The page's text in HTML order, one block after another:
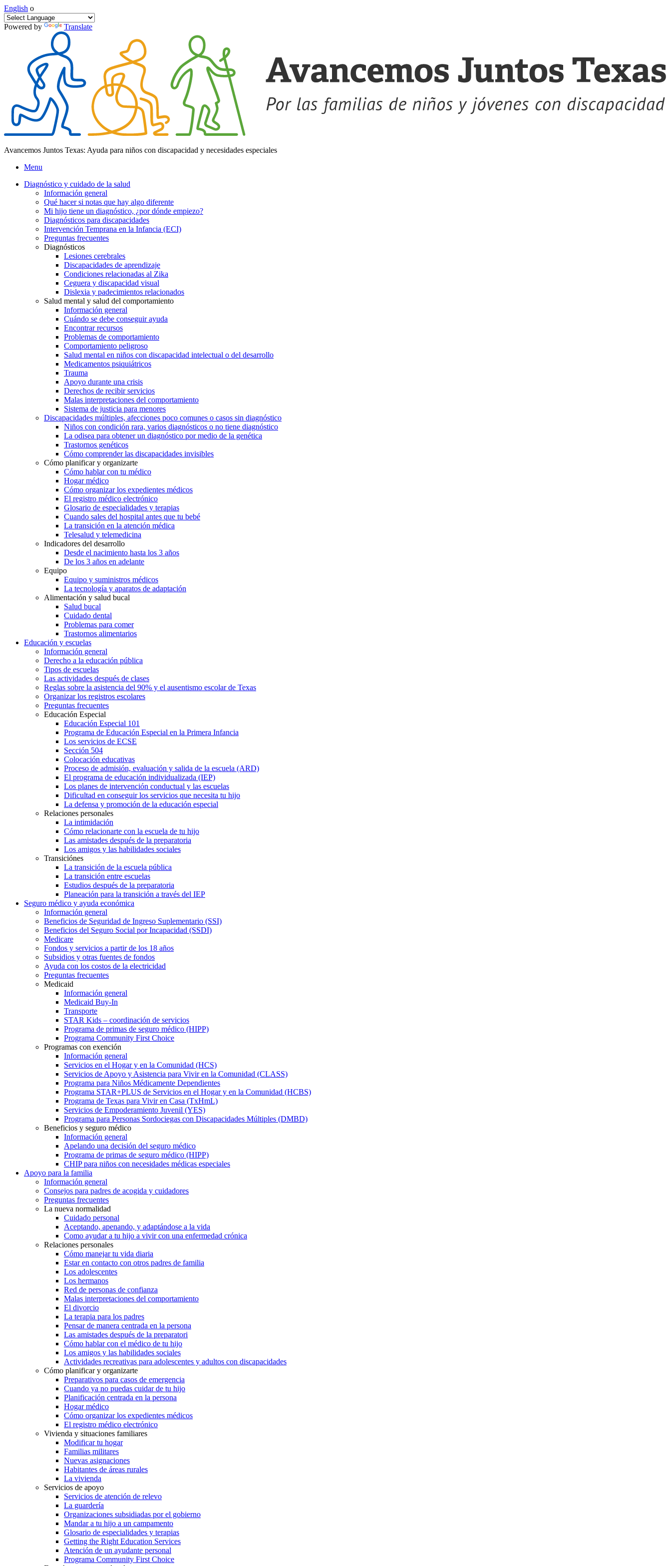
English o
Powered by Translate
Avancemos Juntos Texas: Ayuda para niños con discapacidad y necesidades especiales
Menu
Diagnóstico y cuidado de la salud
Información general
Qué hacer si notas que hay algo diferente
Mi hijo tiene un diagnóstico, ¿por dónde empiezo?
Diagnósticos para discapacidades
Intervención Temprana en la Infancia (ECI)
Preguntas frecuentes
Diagnósticos
Lesiones cerebrales
Discapacidades de aprendizaje
Condiciones relacionadas al Zika
Ceguera y discapacidad visual
Dislexia y padecimientos relacionados
Salud mental y salud del comportamiento
Información general
Cuándo se debe conseguir ayuda
Encontrar recursos
Problemas de comportamiento
Comportamiento peligroso
Salud mental en niños con discapacidad intelectual o del desarrollo
Medicamentos psiquiátricos
Trauma
Apoyo durante una crisis
Derechos de recibir servicios
Malas interpretaciones del comportamiento
Sistema de justicia para menores
Discapacidades múltiples, afecciones poco comunes o casos sin diagnóstico
Niños con condición rara, varios diagnósticos o no tiene diagnóstico
La odisea para obtener un diagnóstico por medio de la genética
Trastornos genéticos
Cómo comprender las discapacidades invisibles
Cómo planificar y organizarte
Cómo hablar con tu médico
Hogar médico
Cómo organizar los expedientes médicos
El registro médico electrónico
Glosario de especialidades y terapias
Cuando sales del hospital antes que tu bebé
La transición en la atención médica
Telesalud y telemedicina
Indicadores del desarrollo
Desde el nacimiento hasta los 3 años
De los 3 años en adelante
Equipo
Equipo y suministros médicos
La tecnología y aparatos de adaptación
Alimentación y salud bucal
Salud bucal
Cuidado dental
Problemas para comer
Trastornos alimentarios
Educación y escuelas
Información general
Derecho a la educación pública
Tipos de escuelas
Las actividades después de clases
Reglas sobre la asistencia del 90% y el ausentismo escolar de Texas
Organizar los registros escolares
Preguntas frecuentes
Educación Especial
Educación Especial 101
Programa de Educación Especial en la Primera Infancia
Los servicios de ECSE
Sección 504
Colocación educativas
Proceso de admisión, evaluación y salida de la escuela (ARD)
El programa de educación individualizada (IEP)
Los planes de intervención conductual y las escuelas
Dificultad en conseguir los servicios que necesita tu hijo
La defensa y promoción de la educación especial
Relaciones personales
La intimidación
Cómo relacionarte con la escuela de tu hijo
Las amistades después de la preparatoria
Los amigos y las habilidades sociales
Transiciónes
La transición de la escuela pública
La transición entre escuelas
Estudios después de la preparatoria
Planeación para la transición a través del IEP
Seguro médico y ayuda económica
Información general
Beneficios de Seguridad de Ingreso Suplementario (SSI)
Beneficios del Seguro Social por Incapacidad (SSDI)
Medicare
Fondos y servicios a partir de los 18 años
Subsidios y otras fuentes de fondos
Ayuda con los costos de la electricidad
Preguntas frecuentes
Medicaid
Información general
Medicaid Buy-In
Transporte
STAR Kids – coordinación de servicios
Programa de primas de seguro médico (HIPP)
Programa Community First Choice
Programas con exención
Información general
Servicios en el Hogar y en la Comunidad (HCS)
Servicios de Apoyo y Asistencia para Vivir en la Comunidad (CLASS)
Programa para Niños Médicamente Dependientes
Programa STAR+PLUS de Servicios en el Hogar y en la Comunidad (HCBS)
Programa de Texas para Vivir en Casa (TxHmL)
Servicios de Empoderamiento Juvenil (YES)
Programa para Personas Sordociegas con Discapacidades Múltiples (DMBD)
Beneficios y seguro médico
Información general
Apelando una decisión del seguro médico
Programa de primas de seguro médico (HIPP)
CHIP para niños con necesidades médicas especiales
Apoyo para la familia
Información general
Consejos para padres de acogida y cuidadores
Preguntas frecuentes
La nueva normalidad
Cuidado personal
Aceptando, apenando, y adaptándose a la vida
Como ayudar a tu hijo a vivir con una enfermedad crónica
Relaciones personales
Cómo manejar tu vida diaria
Estar en contacto con otros padres de familia
Los adolescentes
Los hermanos
Red de personas de confianza
Malas interpretaciones del comportamiento
El divorcio
La terapia para los padres
Pensar de manera centrada en la persona
Las amistades después de la preparatori
Cómo hablar con el médico de tu hijo
Los amigos y las habilidades sociales
Actividades recreativas para adolescentes y adultos con discapacidades
Cómo planificar y organizarte
Preparativos para casos de emergencia
Cuando ya no puedas cuidar de tu hijo
Planificación centrada en la persona
Hogar médico
Cómo organizar los expedientes médicos
El registro médico electrónico
Vivienda y situaciones familiares
Modificar tu hogar
Familias militares
Nuevas asignaciones
Habitantes de áreas rurales
La vivienda
Servicios de apoyo
Servicios de atención de relevo
La guardería
Organizaciones subsidiadas por el gobierno
Mandar a tu hijo a un campamento
Glosario de especialidades y terapias
Getting the Right Education Services
Atención de un ayudante personal
Programa Community First Choice